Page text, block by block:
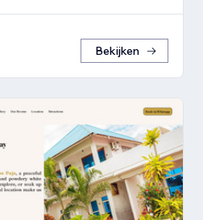
Bekijken